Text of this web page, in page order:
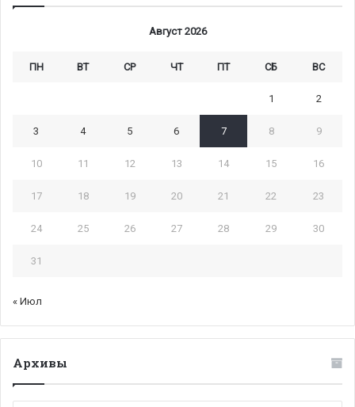
Август 2026
ПН ВТ СР ЧТ ПТ СБ ВС
1 2
3 4 5 6 7 8 9
10 11 12 13 14 15 16
17 18 19 20 21 22 23
24 25 26 27 28 29 30
31
« Июл
Архивы